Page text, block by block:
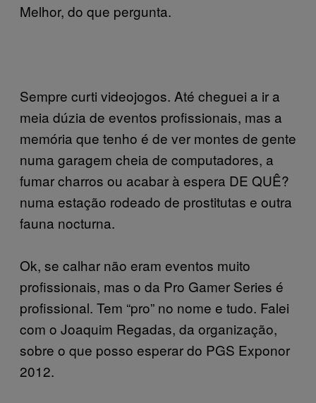
Melhor, do que pergunta.
Sempre curti videojogos. Até cheguei a ir a
meia dúzia de eventos profissionais, mas a
memória que tenho é de ver montes de gente
numa garagem cheia de computadores, a
fumar charros ou acabar à espera DE QUÊ?
numa estação rodeado de prostitutas e outra
fauna nocturna.
Ok, se calhar não eram eventos muito
profissionais, mas o da Pro Gamer Series é
profissional. Tem “pro” no nome e tudo. Falei
com o Joaquim Regadas, da organização,
sobre o que posso esperar do PGS Exponor
2012.